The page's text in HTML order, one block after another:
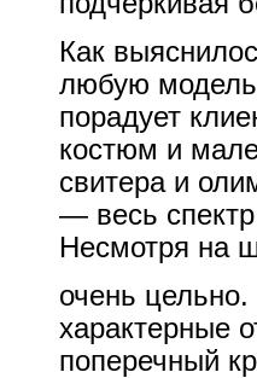
Как
любую модель
порадует
костюм и
свитера и
— весь
Несмотря на
очень
характерные
поперечный